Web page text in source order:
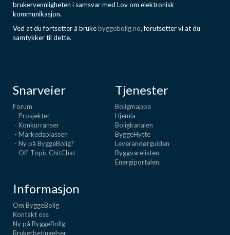
brukervennligheten i samsvar med Lov om elektronisk
kommunikasjon.
Ved at du fortsetter å brukebyggebolig.no, forutsetter vi at du
samtykker til dette.
Snarveier
Forum
- Prosjekter
- Konkurranser
- Markedsplassen
- Ny på ByggeBolig?
- Off-Topic ChitChat
Tjenester
Boligmappa
Hjemla
Boligkanalen
ByggeHytte
Leverandørguiden
Byggvarelisten
Energiportalen
Informasjon
Om ByggeBolig
Kontakt oss
Ny på ByggeBolig
Brukerbetingelser